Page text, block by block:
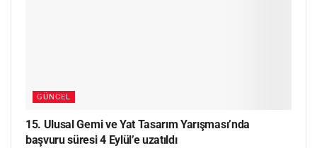
GÜNCEL
15. Ulusal Gemi ve Yat Tasarım Yarışması’nda
başvuru süresi 4 Eylül’e uzatıldı